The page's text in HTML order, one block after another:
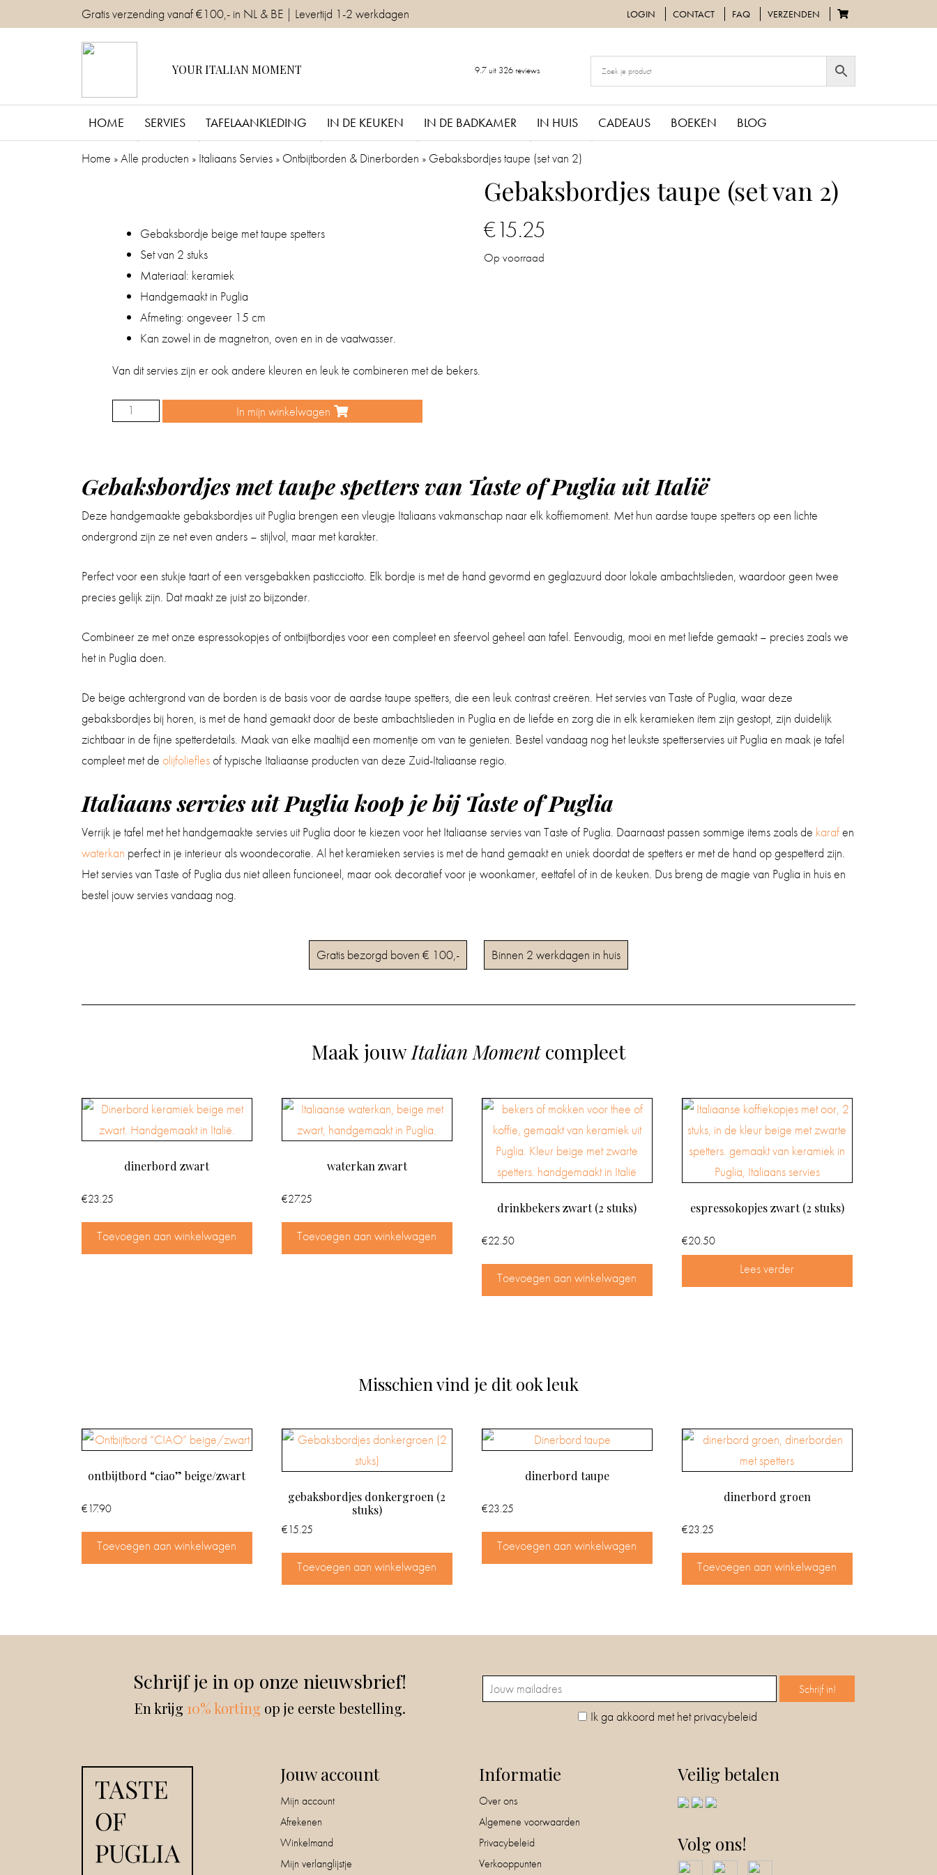
to
Gratis verzending vanaf €100,- in NL & BE | Levertijd 1-2 werkdagen LOGIN CONTACT FAQ VERZENDEN
YOUR ITALIAN MOMENT 9.7 uit 326 reviews
HOME SERVIES TAFELAANKLEDING IN DE KEUKEN IN DE BADKAMER IN HUIS CADEAUS BOEKEN BLOG
Home »Alle producten » Italiaans Servies » Ontbijtborden & Dinerborden » Gebaksbordjes taupe (set van 2)
Gebaksbordjes taupe (set van 2)
€15.25
Op voorraad
Gebaksbordje beige met taupe spetters
Set van 2 stuks
Materiaal: keramiek
Handgemaakt in Puglia
Afmeting: ongeveer 15 cm
Kan zowel in de magnetron, oven en in de vaatwasser.
Van dit servies zijn er ook andere kleuren en leuk te combineren met de bekers.
Gebaksbordjes
2)
aantal
In mijn winkelwagen
Gebaksbordjes met taupe spetters van Taste of Puglia uit Italië
Deze handgemaakte gebaksbordjes uit Puglia brengen een vleugje Italiaans vakmanschap naar elk koffiemoment. Met hun aardse taupe spetters op een lichte
ondergrond zijn ze net even anders – stijlvol, maar met karakter.
Perfect voor een stukje taart of een versgebakken pasticciotto. Elk bordje is met de hand gevormd en geglazuurd door lokale ambachtslieden, waardoor geen twee
precies gelijk zijn. Dat maakt ze juist zo bijzonder.
Combineer ze met onze espressokopjes of ontbijtbordjes voor een compleet en sfeervol geheel aan tafel. Eenvoudig, mooi en met liefde gemaakt – precies zoals we
het in Puglia doen.
De beige achtergrond van de borden is de basis voor de aardse taupe spetters, die een leuk contrast creëren. Het servies van Taste of Puglia, waar deze
gebaksbordjes bij horen, is met de hand gemaakt door de beste ambachtslieden in Puglia en de liefde en zorg die in elk keramieken item zijn gestopt, zijn duidelijk
zichtbaar in de fijne spetterdetails. Maak van elke maaltijd een momentje om van te genieten. Bestel vandaag nog het leukste spetterservies uit Puglia en maak je tafel
compleet met de olijfolieflesof typische Italiaanse producten van deze Zuid-Italiaanse regio.
Italiaans servies uit Puglia koop je bij Taste of Puglia
Verrijk je tafel met het handgemaakte servies uit Puglia door te kiezen voor het Italiaanse servies van Taste of Puglia. Daarnaast passen sommige items zoals de karafen
waterkan perfect in je interieur als woondecoratie. Al het keramieken servies is met de hand gemaakt en uniek doordat de spetters er met de hand op gespetterd zijn.
Het servies van Taste of Puglia dus niet alleen funcioneel, maar ook decoratief voor je woonkamer, eettafel of in de keuken. Dus breng de magie van Puglia in huis en
bestel jouw servies vandaag nog.
Gratis bezorgd boven € 100,- Binnen 2 werkdagen in huis
Maak jouwItalian Momentcompleet
dinerbord zwart
€23.25
Toevoegen aan winkelwagen
waterkan zwart
€27.25
Toevoegen aan winkelwagen
drinkbekers zwart (2 stuks)
€22.50
Toevoegen aan winkelwagen
espressokopjes zwart (2 stuks)
€20.50
Lees verder
Misschien vind je dit ook leuk
ontbijtbord “ciao” beige/zwart
€17.90
Toevoegen aan winkelwagen
gebaksbordjes donkergroen (2
stuks)
€15.25
Toevoegen aan winkelwagen
dinerbord taupe
€23.25
Toevoegen aan winkelwagen
dinerbord groen
€23.25
Toevoegen aan winkelwagen
Schrijf je in op onze nieuwsbrief!
En krijg 10% korting op je eerste bestelling. Ik ga akkoord met het privacybeleid
Jouw account
Mijn account
Afrekenen
Winkelmand
Mijn verlanglijstje
Informatie
Over ons
Algemene voorwaarden
Privacybeleid
Verkooppunten
Veilig betalen
Volg ons!